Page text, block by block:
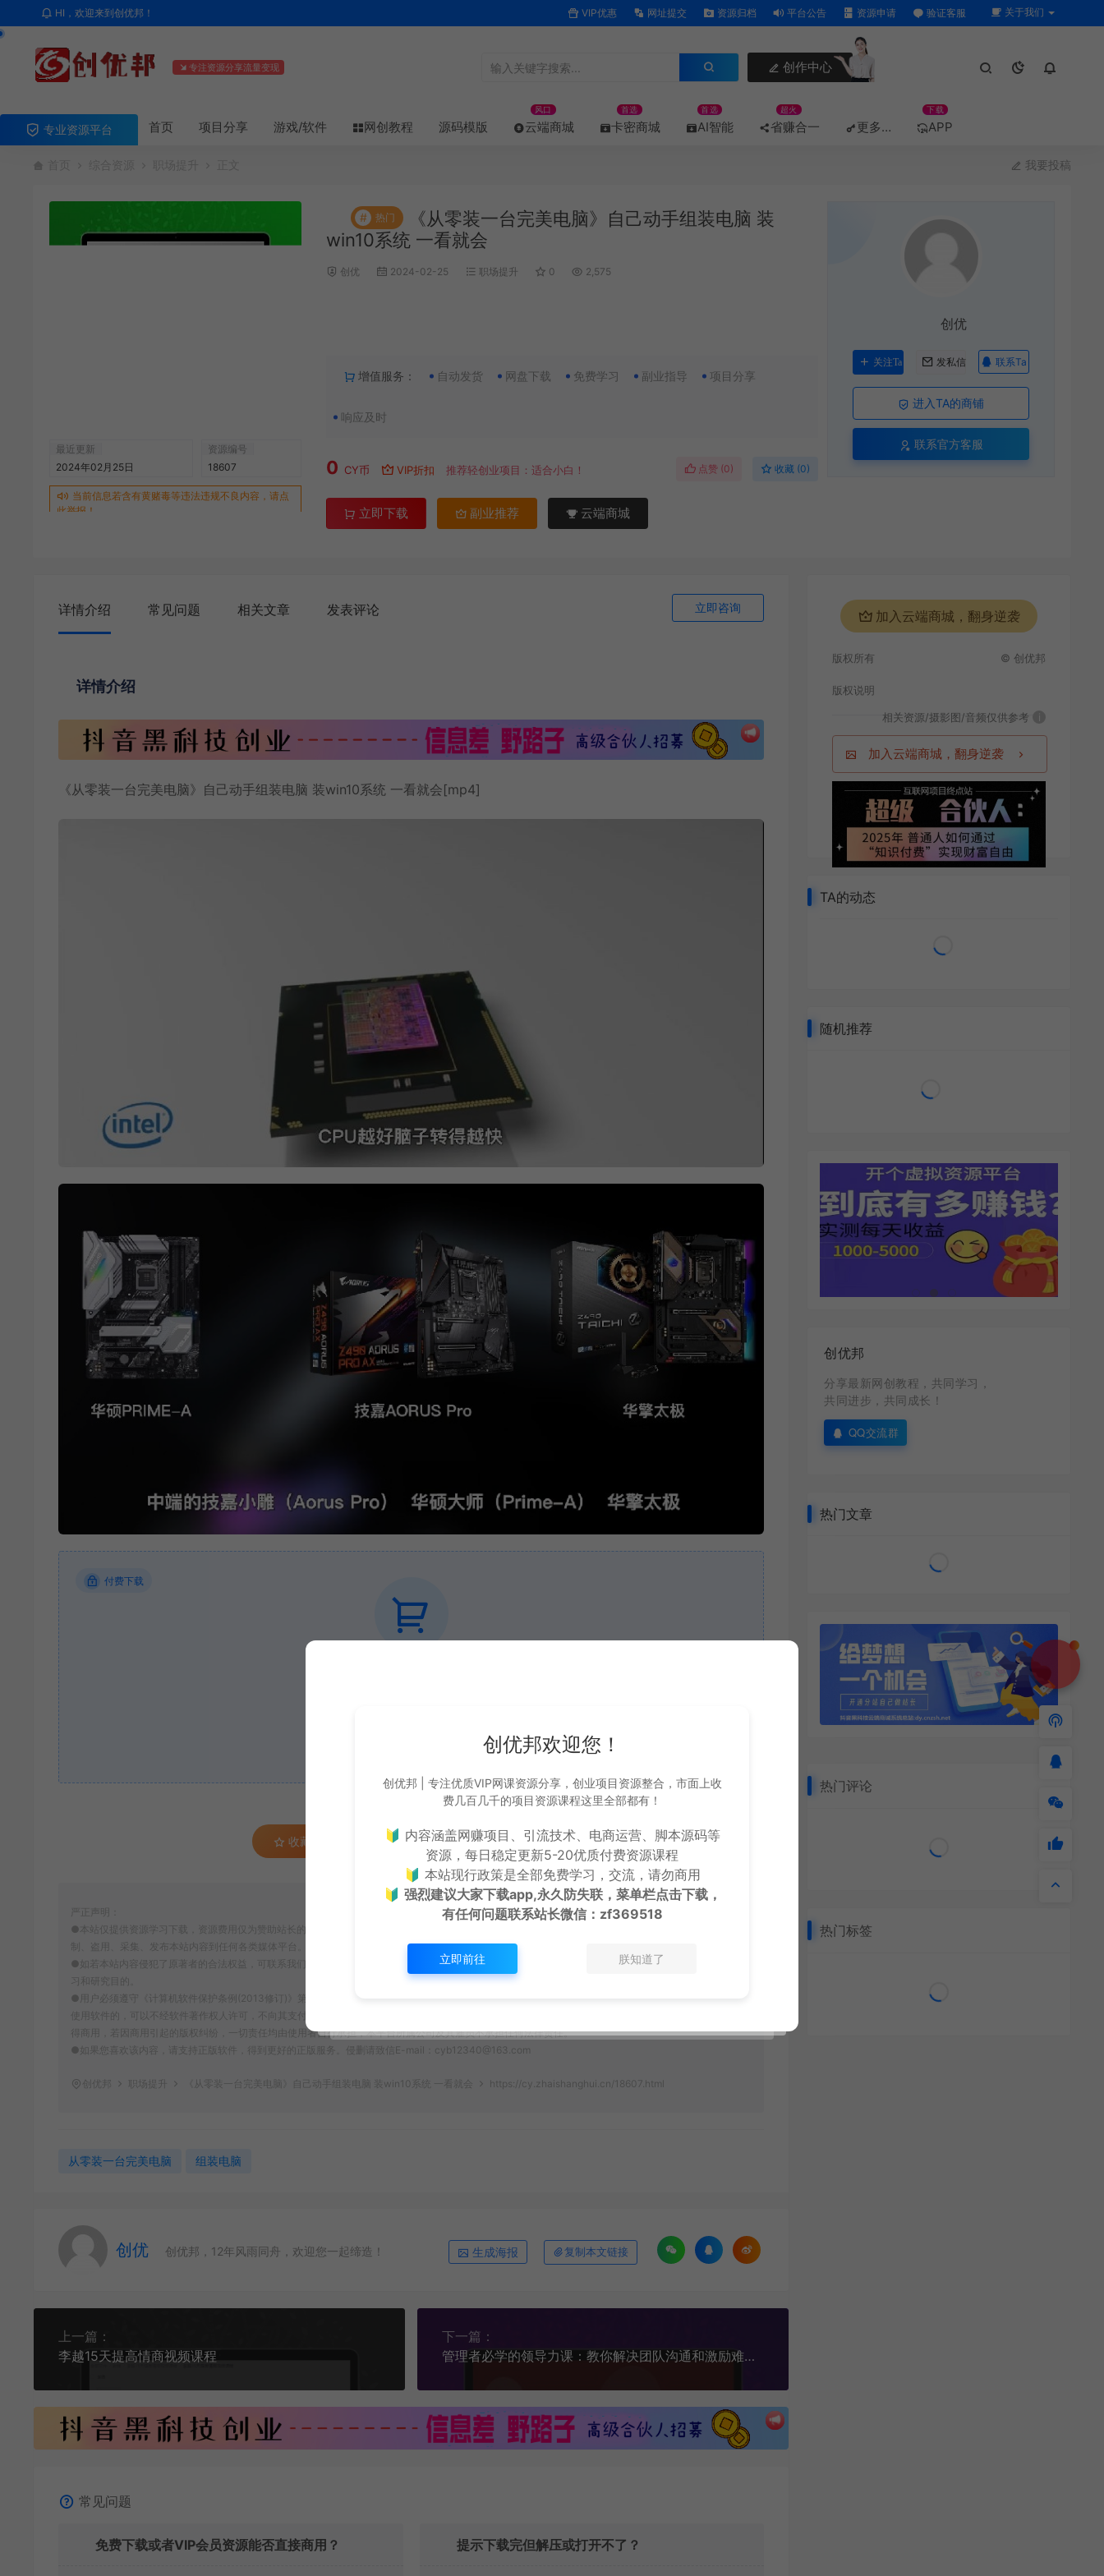
HI，欢迎来到创优邦！ VIP优惠 网址提交 资源归档 平台公告 资源申请 验证客服 关于我们
专注资源分享流量变现 创作中心
专业资源平台 首页 项目分享 游戏/软件 网创教程 源码模版 云端商城
风口
卡密商城
首选
AI智能
首选
省赚合一
超火
更多… APP
下载
综合资源 我要投稿
最近更新
2024年02月25日
资源编号
18607
当前信息若含有黄赌毒等违法违规不良内容，请点
此举报！
# 热门
《从零装一台完美电脑》自己动手组装电脑 装
win10系统 一看就会
创优 2024-02-25 职场提升 0 2,575
增值服务： 自动发货 网盘下载 免费学习 副业指导 项目分享
响应及时
0 CY币 VIP折扣 推荐轻创业项目：适合小白！ 点赞 (0) 收藏 (0)
立即下载 副业推荐 云端商城
创优
关注Ta 发私信 联系Ta
进入TA的商铺
联系官方客服
详情介绍 常见问题 相关文章 发表评论 立即咨询
详情介绍
《从零装一台完美电脑》自己动手组装电脑 装win10系统 一看就会[mp4]
付费下载
升级会员
收藏 (0) 打赏 点赞 (0)
严正声明：
●本站仅提供资源学习下载，资源费用仅为赞助站长的整理费，不代表资源自身价值也不包含任何服务。任何个人或组织，在未征得本站同意时，禁止复
制、盗用、采集、发布本站内容到任何各类媒体平台。
●如若本站内容侵犯了原著者的合法权益，可联系我们进行处理。本站提供的资源，都来自网络，版权争议与本站无关，所有内容及软件的文章仅限用于学
习和研究目的。
●用户必须遵守《计算机软件保护条例(2013修订)》第十七条：为了学习和研究软件内含的设计思想和原理，通过安装、显示、传输或者存储软件等方式
使用软件的，可以不经软件著作权人许可，不向其支付报酬。鉴于此条例，用户从本平台下载的全部资源（软件）仅限学习研究，未经版权归属者授权不
得商用，若因商用引起的版权纠纷，一切责任均由使用者自行承担，本平台所属公司及其雇员不承担任何法律责任。
●如果您喜欢该内容，请支持正版软件，得到更好的正版服务。侵删请致信E-mail：cyb12340@163.com
创优邦 职场提升 《从零装一台完美电脑》自己动手组装电脑 装win10系统 一看就会 https://cy.zhaishanghui.cn/18607.html
从零装一台完美电脑 组装电脑
创优 创优邦，12年风雨同舟，欢迎您一起缔造！ 生成海报 复制本文链接
上一篇：
李越15天提高情商视频课程
下一篇：
管理者必学的领导力课：教你解决团队沟通和激励难题（33节课）
常见问题
免费下载或者VIP会员资源能否直接商用？ 提示下载完但解压或打开不了？
加入云端商城，翻身逆袭
版权所有 © 创优邦
版权说明
相关资源/摄影图/音频仅供参考 i
加入云端商城，翻身逆袭
TA的动态
随机推荐
创优邦
分享最新网创教程，共同学习，
共同进步，共同成长！
QQ交流群
热门文章
热门评论
热门标签
创优邦欢迎您！
创优邦 | 专注优质VIP网课资源分享，创业项目资源整合，市面上收
费几百几千的项目资源课程这里全部都有！
🔰 内容涵盖网赚项目、引流技术、电商运营、脚本源码等
资源，每日稳定更新5-20优质付费资源课程
🔰 本站现行政策是全部免费学习，交流，请勿商用
🔰 强烈建议大家下载app,永久防失联，菜单栏点击下载，
有任何问题联系站长微信：zf369518
立即前往 朕知道了